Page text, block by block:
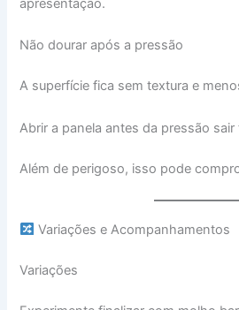
apresentação.
Não dourar após a pressão
A superfície fica sem textura e
Abrir a panela antes da pressão
Além de perigoso, isso pode
Variações e Acompanhamentos
Variações